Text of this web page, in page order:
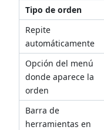
Tipo de orden
Repite
automáticamente
Opción del menú
donde aparece la
orden
Barra de
herramientas en